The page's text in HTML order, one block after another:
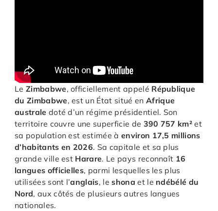
Le Zimbabwe, officiellement appelé République
du Zimbabwe, est un État situé en Afrique
australe doté d’un régime présidentiel. Son
territoire couvre une superficie de 390 757 km² et
sa population est estimée à environ 17,5 millions
d’habitants en 2026. Sa capitale et sa plus
grande ville est Harare. Le pays reconnaît 16
langues officielles, parmi lesquelles les plus
utilisées sont l’anglais, leshona et le ndébélé du
Nord, aux côtés de plusieurs autres langues
nationales.